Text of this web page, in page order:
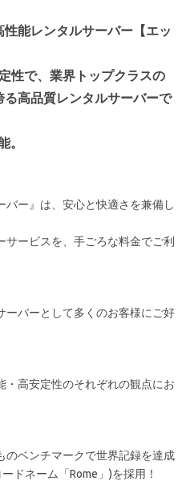
能レンタルサーバー【エッ
性で、業界トップクラスの
高品質レンタルサーバーで
。
バー』は、安心と快適さを兼備し
ービスを、手ごろな料金でご利
ーバーとして多くのお客様にご好
・高安定性のそれぞれの観点にお
のベンチマークで世界記録を達成
ドネーム「Rome」)を採用！